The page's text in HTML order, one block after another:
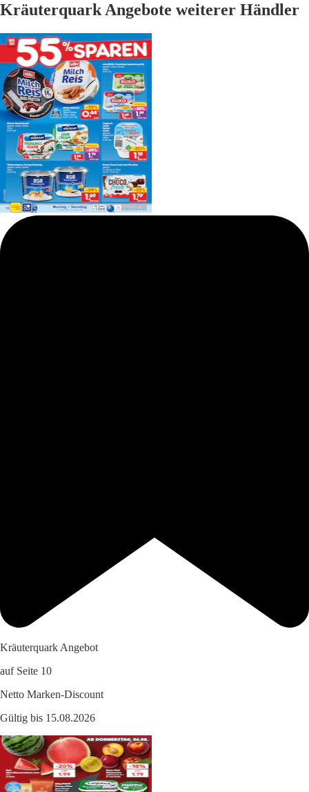
Kräuterquark Angebote weiterer Händler
Kräuterquark Angebot
auf Seite 10
Netto Marken-Discount
Gültig bis 15.08.2026